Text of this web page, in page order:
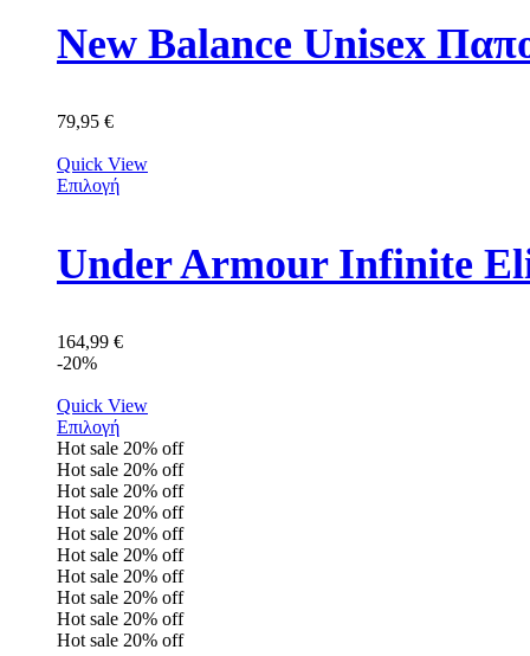
New Balance Unisex
79,95 €
Quick View
Επιλογή
Under Armour Infinite
164,99 €
-20%
Quick View
Επιλογή
Hot sale 20% off
Hot sale 20% off
Hot sale 20% off
Hot sale 20% off
Hot sale 20% off
Hot sale 20% off
Hot sale 20% off
Hot sale 20% off
Hot sale 20% off
Hot sale 20% off